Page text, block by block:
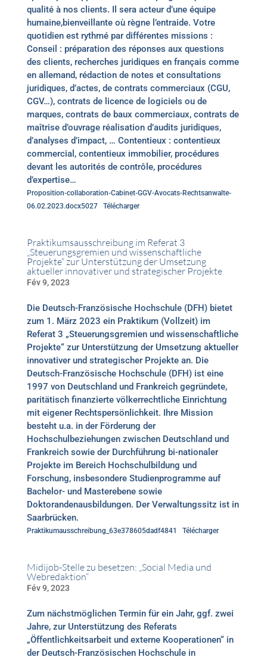
qualité à nos clients. Il sera acteur d’une équipe
humaine,bienveillante où règne l’entraide. Votre
quotidien est rythmé par différentes missions :
Conseil : préparation des réponses aux questions
des clients, recherches juridiques en français comme
en allemand, rédaction de notes et consultations
juridiques, d’actes, de contrats commerciaux (CGU,
CGV…), contrats de licence de logiciels ou de
marques, contrats de baux commerciaux, contrats de
maîtrise d’ouvrage réalisation d’audits juridiques,
d’analyses d’impact, … Contentieux : contentieux
commercial, contentieux immobilier, procédures
devant les autorités de contrôle, procédures
d’expertise…
Proposition-collaboration-Cabinet-GGV-Avocats-Rechtsanwalte-
06.02.2023.docx5027
Télécharger
Praktikumsausschreibung im Referat 3
„Steuerungsgremien und wissenschaftliche
Projekte“ zur Unterstützung der Umsetzung
aktueller innovativer und strategischer Projekte
Fév 9, 2023
Die Deutsch-Französische Hochschule (DFH) bietet
zum 1. März 2023 ein Praktikum (Vollzeit) im
Referat 3 „Steuerungsgremien und wissenschaftliche
Projekte“ zur Unterstützung der Umsetzung aktueller
innovativer und strategischer Projekte an. Die
Deutsch-Französische Hochschule (DFH) ist eine
1997 von Deutschland und Frankreich gegründete,
paritätisch finanzierte völkerrechtliche Einrichtung
mit eigener Rechtspersönlichkeit. Ihre Mission
besteht u.a. in der Förderung der
Hochschulbeziehungen zwischen Deutschland und
Frankreich sowie der Durchführung bi-nationaler
Projekte im Bereich Hochschulbildung und
Forschung, insbesondere Studienprogramme auf
Bachelor- und Masterebene sowie
Doktorandenausbildungen. Der Verwaltungssitz ist in
Saarbrücken.
Praktikumausschreibung_63e378605dadf4841 Télécharger
Midijob-Stelle zu besetzen: „Social Media und
Webredaktion“
Fév 9, 2023
Zum nächstmöglichen Termin für ein Jahr, ggf. zwei
Jahre, zur Unterstützung des Referats
„Öffentlichkeitsarbeit und externe Kooperationen“ in
der Deutsch-Französischen Hochschule in